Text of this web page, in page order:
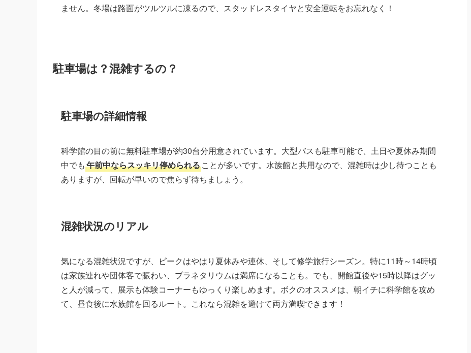
ません。冬場は路面がツルツルに凍るので、スタッドレスタイヤと安全運転をお忘れなく！
駐車場は？混雑するの？
駐車場の詳細情報
科学館の目の前に無料駐車場が約30台分用意されています。大型バスも駐車可能で、土日や夏休み期間
中でも午前中ならスッキリ停められることが多いです。水族館と共用なので、混雑時は少し待つことも
ありますが、回転が早いので焦らず待ちましょう。
混雑状況のリアル
気になる混雑状況ですが、ピークはやはり夏休みや連休、そして修学旅行シーズン。特に11時～14時頃
は家族連れや団体客で賑わい、プラネタリウムは満席になることも。でも、開館直後や15時以降はグッ
と人が減って、展示も体験コーナーもゆっくり楽しめます。ボクのオススメは、朝イチに科学館を攻め
て、昼食後に水族館を回るルート。これなら混雑を避けて両方満喫できます！